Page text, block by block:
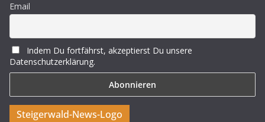
Email
Indem Du fortfährst, akzeptierst Du unsere
Datenschutzerklärung.
Steigerwald-News-Logo